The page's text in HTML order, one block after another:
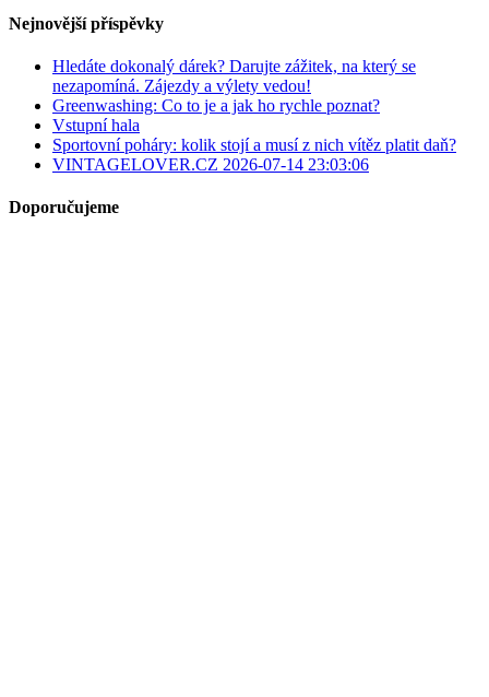
Nejnovější příspěvky
Hledáte dokonalý dárek? Darujte zážitek, na který se
nezapomíná. Zájezdy a výlety vedou!
Greenwashing: Co to je a jak ho rychle poznat?
Vstupní hala
Sportovní poháry: kolik stojí a musí z nich vítěz platit daň?
VINTAGELOVER.CZ 2026-07-14 23:03:06
Doporučujeme